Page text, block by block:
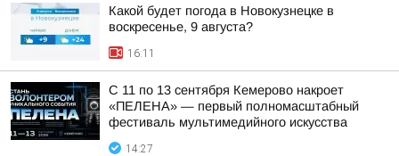
Какой будет погода в Новокузнецке в
воскресенье, 9 августа?
16:11
С 11 по 13 сентября Кемерово накроет
«ПЕЛЕНА» — первый полномасштабный
фестиваль мультимедийного искусства
14:27